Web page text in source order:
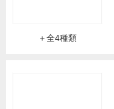
＋全4種類